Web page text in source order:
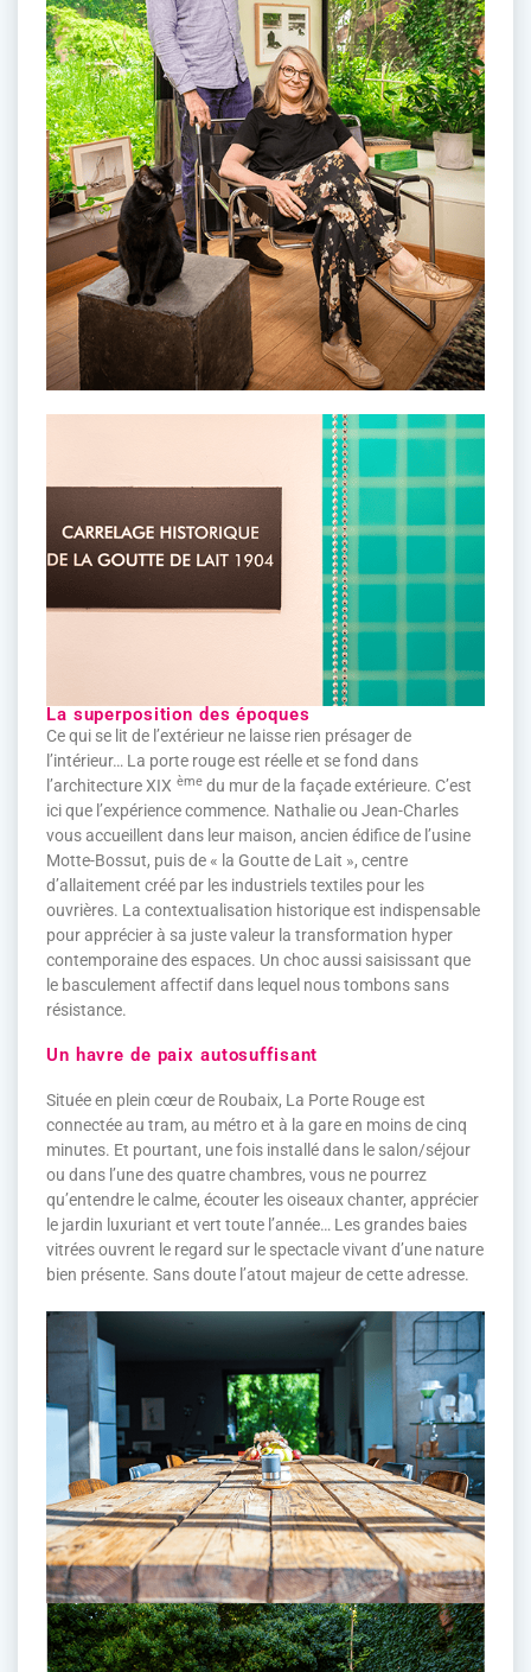
La superposition des époques
Ce qui se lit de l’extérieur ne laisse rien présager de
l’intérieur… La porte rouge est réelle et se fond dans
l’architecture XIX èmedu mur de la façade extérieure. C’est
ici que l’expérience commence. Nathalie ou Jean-Charles
vous accueillent dans leur maison, ancien édifice de l’usine
Motte-Bossut, puis de « la Goutte de Lait », centre
d’allaitement créé par les industriels textiles pour les
ouvrières. La contextualisation historique est indispensable
pour apprécier à sa juste valeur la transformation hyper
contemporaine des espaces. Un choc aussi saisissant que
le basculement affectif dans lequel nous tombons sans
résistance.
Un havre de paix autosuffisant
Située en plein cœur de Roubaix, La Porte Rouge est
connectée au tram, au métro et à la gare en moins de cinq
minutes. Et pourtant, une fois installé dans le salon/séjour
ou dans l’une des quatre chambres, vous ne pourrez
qu’entendre le calme, écouter les oiseaux chanter, apprécier
le jardin luxuriant et vert toute l’année… Les grandes baies
vitrées ouvrent le regard sur le spectacle vivant d’une nature
bien présente. Sans doute l’atout majeur de cette adresse.